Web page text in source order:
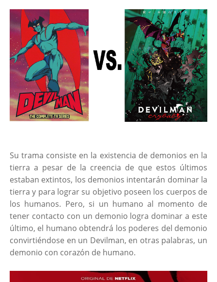
Su trama consiste en la existencia de demonios en la
tierra a pesar de la creencia de que estos últimos
estaban extintos, los demonios intentarán dominar la
tierra y para lograr su objetivo poseen los cuerpos de
los humanos. Pero, si un humano al momento de
tener contacto con un demonio logra dominar a este
último, el humano obtendrá los poderes del demonio
convirtiéndose en un Devilman, en otras palabras, un
demonio con corazón de humano.